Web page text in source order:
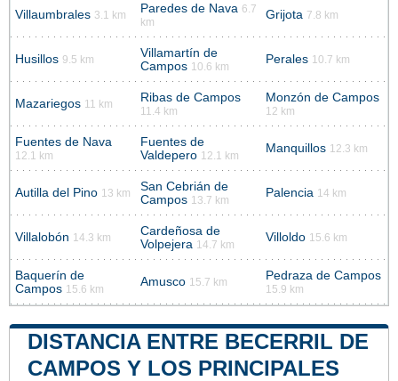
Villaumbrales 3.1 km Paredes de Nava 6.7
km
Grijota 7.8 km
Husillos 9.5 km
Villamartín de
Campos 10.6 km
Perales 10.7 km
Mazariegos 11 km Ribas de Campos
11.4 km
Monzón de Campos
12 km
Fuentes de Nava
12.1 km
Fuentes de
Valdepero 12.1 km
Manquillos 12.3 km
Autilla del Pino 13 km
San Cebrián de
Campos 13.7 km
Palencia 14 km
Villalobón 14.3 km
Cardeñosa de
Volpejera 14.7 km
Villoldo 15.6 km
Baquerín de
Campos 15.6 km
Amusco 15.7 km Pedraza de Campos
15.9 km
DISTANCIA ENTRE BECERRIL DE
CAMPOS Y LOS PRINCIPALES